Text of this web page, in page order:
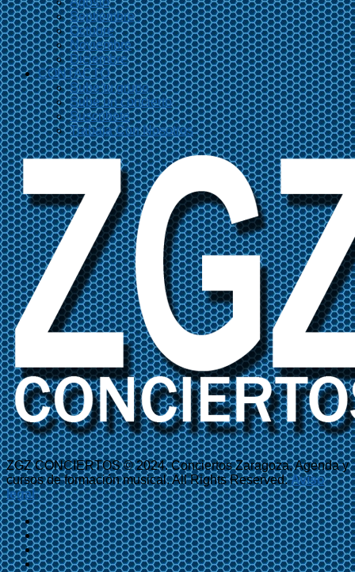
Septiembre
Octubre
Noviembre
Diciembre
CONTACTO
Sube tu grupo
Sube un concierto
Suscríbete
Trabaja Con Nosotros
ZGZ CONCIERTOS © 2024. Conciertos Zaragoza, Agenda y
cursos de formación musical. All Rights Reserved.Aviso
legal